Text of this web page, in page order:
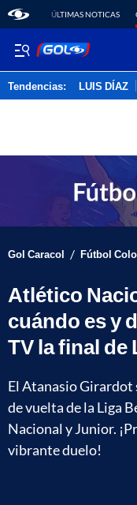
ÚLTIMAS NOTICAS
Tendencias: LUIS DÍAZ
Gol Caracol / Fútbol
Atlético
cuándo es y
TV la final de
El Atanasio Girardot
de vuelta de la Liga
Nacional y Junior.
vibrante duelo!